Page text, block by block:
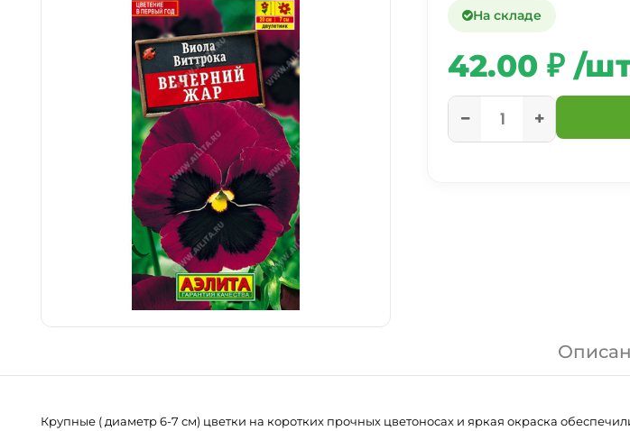
На складе
42.00 ₽ /
Крупные ( диаметр 6-7 см) цветки на коротких прочных цветоносах и яркая окраска